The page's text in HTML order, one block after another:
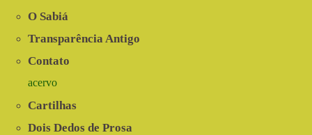
O Sabiá
Transparência Antigo
Contato
acervo
Cartilhas
Dois Dedos de Prosa